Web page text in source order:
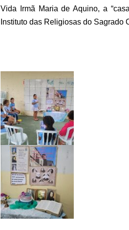
Vida Irmã Maria de Aquino, a
Instituto das Religiosas do Sagrado